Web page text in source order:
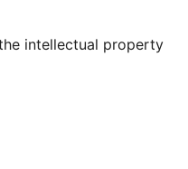
intellectual property